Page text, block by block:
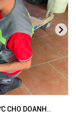
CHO DOANH